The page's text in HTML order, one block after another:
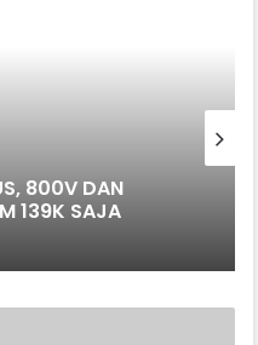
800V DAN
139K SAJA